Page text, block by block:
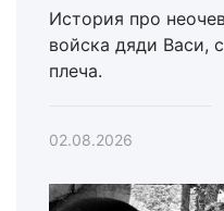
История про
войска дяди Васи,
плеча.
02.08.2026